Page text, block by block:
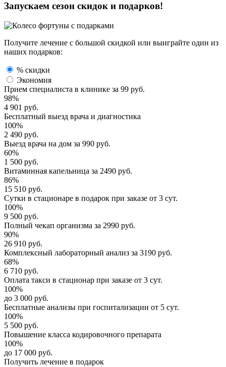
Запускаем сезон скидок и подарков!
Получите лечение с большой скидкой или выиграйте один из
наших подарков:
% скидки
Экономия
Прием специалиста в клинике за 99 руб.
98%
4 901 руб.
Бесплатный выезд врача и диагностика
100%
2 490 руб.
Выезд врача на дом за 990 руб.
60%
1 500 руб.
Витаминная капельница за 2490 руб.
86%
15 510 руб.
Сутки в стационаре в подарок при заказе от 3 сут.
100%
9 500 руб.
Полный чекап организма за 2990 руб.
90%
26 910 руб.
Комплексный лабораторный анализ за 3190 руб.
68%
6 710 руб.
Оплата такси в стационар при заказе от 3 сут.
100%
до 3 000 руб.
Бесплатные анализы при госпитализации от 5 сут.
100%
5 500 руб.
Повышение класса кодировочного препарата
100%
до 17 000 руб.
Получить лечение в подарок